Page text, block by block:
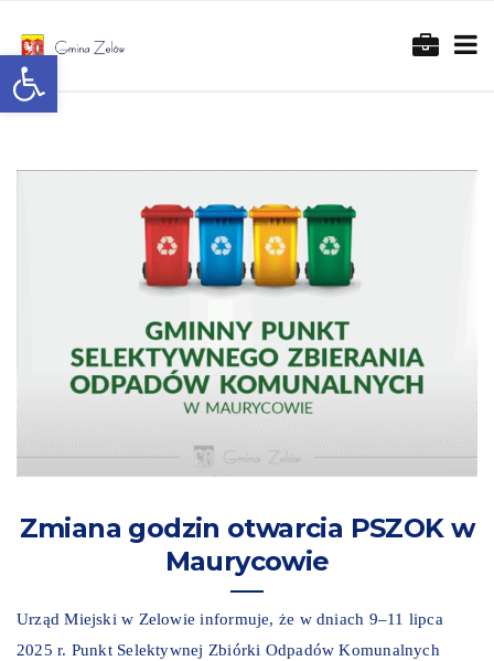
Otwórz pasek narzędzi
Zmiana godzin otwarcia PSZOK w
Maurycowie
Urząd Miejski w Zelowie informuje, że w dniach 9–11 lipca
2025 r. Punkt Selektywnej Zbiórki Odpadów Komunalnych